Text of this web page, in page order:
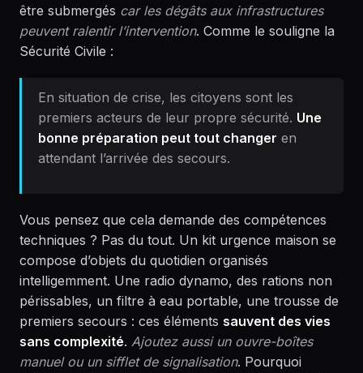
être submergés car les dégâts aux infrastructures
peuvent ralentir l’intervention. Comme le souligne la
Sécurité Civile :
En situation de crise, les citoyens sont les
premiers acteurs de leur propre sécurité. Une
bonne préparation peut tout changer en
attendant l’arrivée des secours.
Vous pensez que cela demande des compétences
techniques ? Pas du tout. Un kit urgence maison se
compose d’objets du quotidien organisés
intelligemment. Une radio dynamo, des rations non
périssables, un filtre à eau portable, une trousse de
premiers secours : ces éléments sauvent des vies
sans complexité. Ajoutez aussi un ouvre-boîtes
manuel ou un sifflet de signalisation. Pourquoi